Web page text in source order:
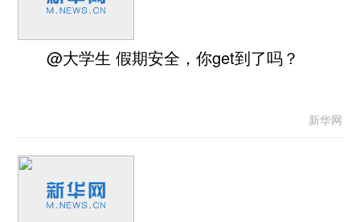
@大学生 假期安全，你get到了吗？
新华网